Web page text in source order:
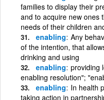
families to display their
and to acquire new ones
needs of their children
enabling Any
of the intention, that
drinking and using
enabling providing
enabling resolution";
enabling In health
taking action in